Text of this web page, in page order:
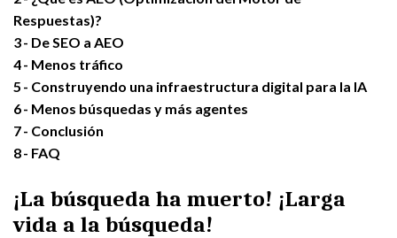
Respuestas)?
3
De SEO a AEO
4
Menos tráfico
5
Construyendo una infraestructura digital para la IA
6
Menos búsquedas y más agentes
7
Conclusión
8
FAQ
¡La búsqueda ha muerto! ¡Larga
vida a la búsqueda!